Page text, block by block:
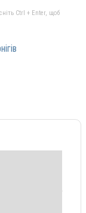
Ctrl + Enter, щоб